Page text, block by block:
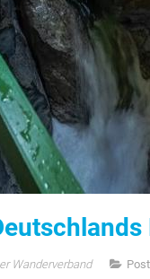
Wanderverband